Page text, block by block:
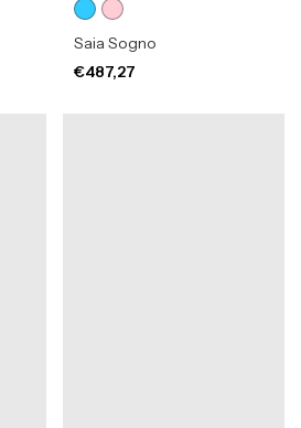
Saia Sogno
€487,27